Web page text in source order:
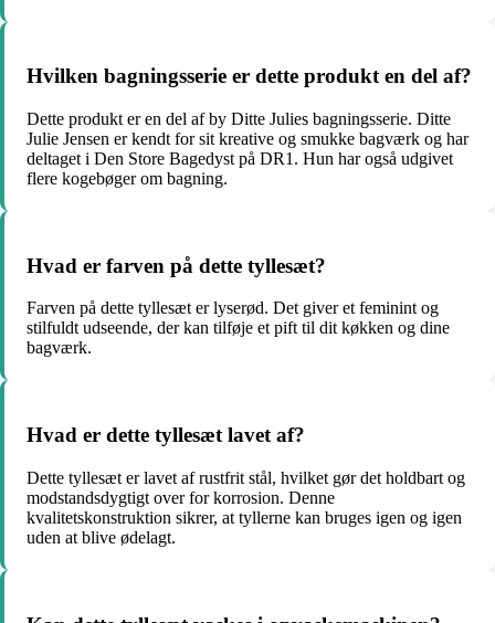
Hvilken bagningsserie er dette produkt en del af?
Dette produkt er en del af by Ditte Julies bagningsserie. Ditte
Julie Jensen er kendt for sit kreative og smukke bagværk og har
deltaget i Den Store Bagedyst på DR1. Hun har også udgivet
flere kogebøger om bagning.
Hvad er farven på dette tyllesæt?
Farven på dette tyllesæt er lyserød. Det giver et feminint og
stilfuldt udseende, der kan tilføje et pift til dit køkken og dine
bagværk.
Hvad er dette tyllesæt lavet af?
Dette tyllesæt er lavet af rustfrit stål, hvilket gør det holdbart og
modstandsdygtigt over for korrosion. Denne
kvalitetskonstruktion sikrer, at tyllerne kan bruges igen og igen
uden at blive ødelagt.